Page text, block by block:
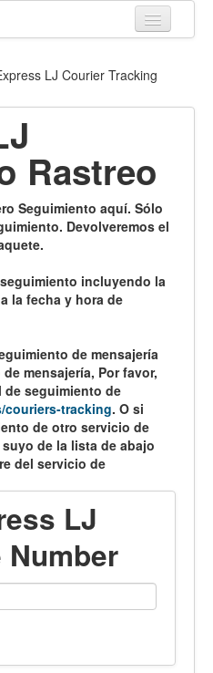
LJ Courier Tracking
Rastreo
Seguimiento aquí. Sólo
Devolveremos el
incluyendo la
la fecha y hora de
de mensajería
mensajería, Por favor,
de seguimiento de
couriers-tracking. O si
de otro servicio de
de la lista de abajo
del servicio de
LJ
Number